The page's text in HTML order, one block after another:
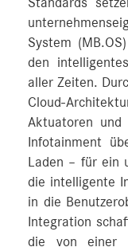
Standards
System
den
aller Zeiten.
Cloud-
Aktuatoren und
Infotainment
Laden – für ein
die intelligente
in die
Integration
die von einer